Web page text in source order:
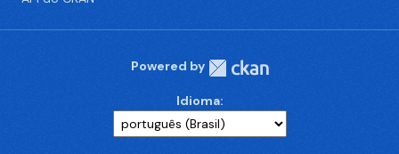
Powered by
Idioma